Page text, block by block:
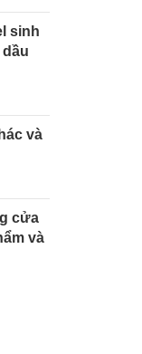
sinh
và
cửa
và